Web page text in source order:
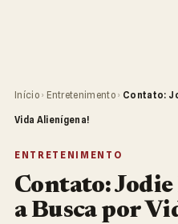
Início › Entretenimento › Contato:
Vida Alienígena!
ENTRETENIMENTO
Contato: Jodie
a Busca por